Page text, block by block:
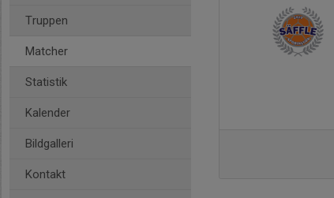
Truppen
Matcher
Statistik
Kalender
Bildgalleri
Kontakt